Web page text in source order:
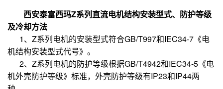
西安泰富西玛Z系列直流电机结构安装型式、防护等级
及冷却方法
1、Z系列电机的安装型式符合GB/T997和IEC34-7《电
机结构安装型式代号》。
2、Z系列电机的防护等级根据GB/T4942和IEC34-5《电
机外壳防护等级》标准，外壳防护等级有IP23和IP44两